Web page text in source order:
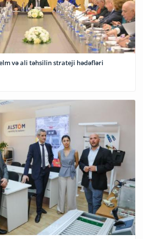
və ali təhsilin strateji hədəfləri